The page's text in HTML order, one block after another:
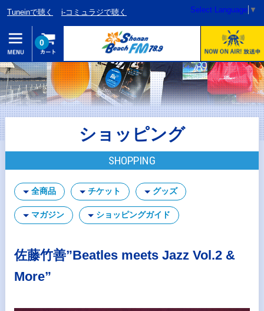
Tuneinで聴く i-コミュラジで聴く Select Language ▼
0
ショッピング
SHOPPING
全商品 チケット グッズ
マガジン ショッピングガイド
佐藤竹善”Beatles meets Jazz Vol.2 &
More”